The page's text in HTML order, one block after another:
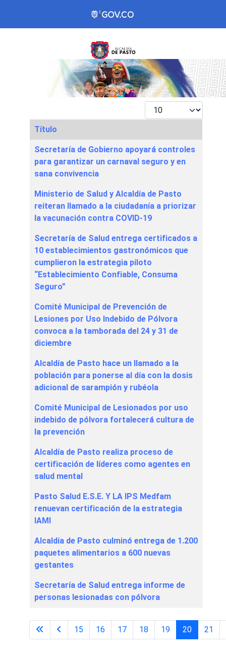
Mostrar #
Articles
Título
Secretaría de Gobierno apoyará controles
para garantizar un carnaval seguro y en
sana convivencia
Ministerio de Salud y Alcaldía de Pasto
reiteran llamado a la ciudadanía a priorizar
la vacunación contra COVID-19
Secretaría de Salud entrega certificados a
10 establecimientos gastronómicos que
cumplieron la estrategia piloto
“Establecimiento Confiable, Consuma
Seguro”
Comité Municipal de Prevención de
Lesiones por Uso Indebido de Pólvora
convoca a la tamborada del 24 y 31 de
diciembre
Alcaldía de Pasto hace un llamado a la
población para ponerse al día con la dosis
adicional de sarampión y rubéola
Comité Municipal de Lesionados por uso
indebido de pólvora fortalecerá cultura de
la prevención
Alcaldía de Pasto realiza proceso de
certificación de líderes como agentes en
salud mental
Pasto Salud E.S.E. Y LA IPS Medfam
renuevan certificación de la estrategia
IAMI
Alcaldía de Pasto culminó entrega de 1.200
paquetes alimentarios a 600 nuevas
gestantes
Secretaría de Salud entrega informe de
personas lesionadas con pólvora
Página 20 de 65
15 16 17 18 19 20 21